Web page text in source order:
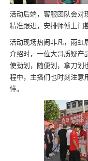
活动后端，客服团队会对
精准跟进，安排师傅上门
活动现场热闹非凡，雨虹
介绍时，一位大哥质疑产
使劲划，随便划，拿刀划
程中，主播们也时刻注意
懂。